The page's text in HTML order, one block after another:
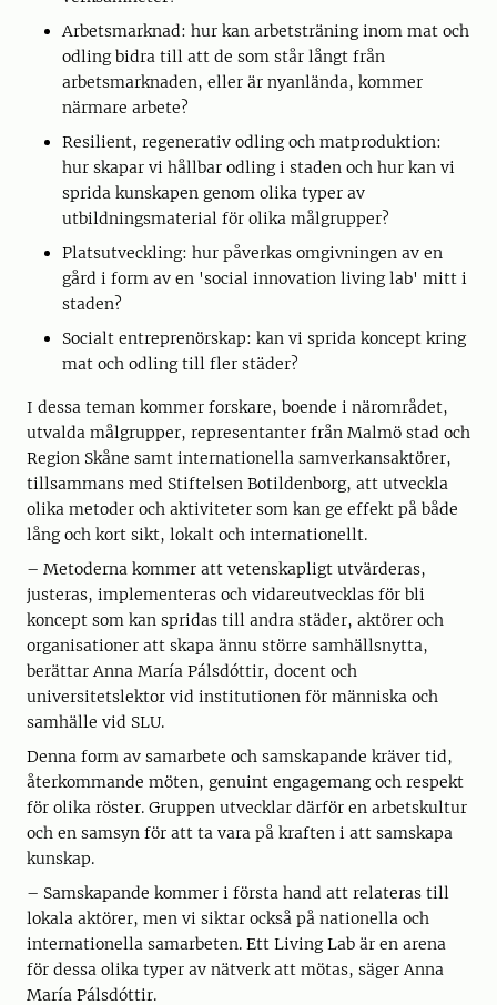
Arbetsmarknad: hur kan arbetsträning inom mat och
odling bidra till att de som står långt från
arbetsmarknaden, eller är nyanlända, kommer
närmare arbete?
Resilient, regenerativ odling och matproduktion:
hur skapar vi hållbar odling i staden och hur kan vi
sprida kunskapen genom olika typer av
utbildningsmaterial för olika målgrupper?
Platsutveckling: hur påverkas omgivningen av en
gård i form av en 'social innovation living lab' mitt i
staden?
Socialt entreprenörskap: kan vi sprida koncept kring
mat och odling till fler städer?
I dessa teman kommer forskare, boende i närområdet,
utvalda målgrupper, representanter från Malmö stad och
Region Skåne samt internationella samverkansaktörer,
tillsammans med Stiftelsen Botildenborg, att utveckla
olika metoder och aktiviteter som kan ge effekt på både
lång och kort sikt, lokalt och internationellt.
– Metoderna kommer att vetenskapligt utvärderas,
justeras, implementeras och vidareutvecklas för bli
koncept som kan spridas till andra städer, aktörer och
organisationer att skapa ännu större samhällsnytta,
berättar Anna María Pálsdóttir, docent och
universitetslektor vid institutionen för människa och
samhälle vid SLU.
Denna form av samarbete och samskapande kräver tid,
återkommande möten, genuint engagemang och respekt
för olika röster. Gruppen utvecklar därför en arbetskultur
och en samsyn för att ta vara på kraften i att samskapa
kunskap.
– Samskapande kommer i första hand att relateras till
lokala aktörer, men vi siktar också på nationella och
internationella samarbeten. Ett Living Lab är en arena
för dessa olika typer av nätverk att mötas, säger Anna
María Pálsdóttir.